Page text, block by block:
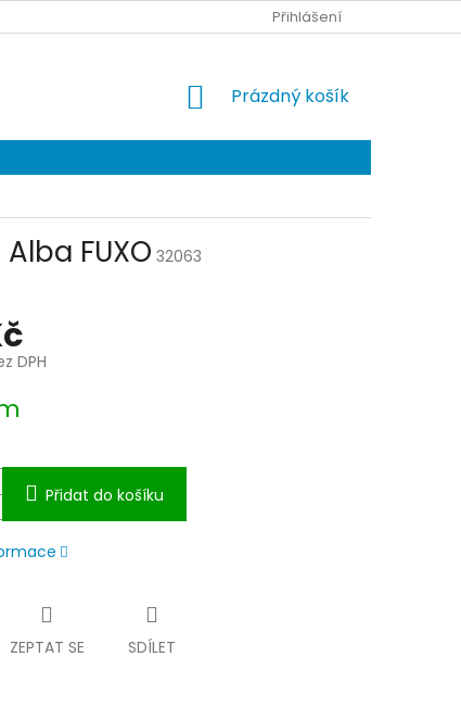
Přihlášení
NÁKUPNÍ
Prázdný košík
FUXO 32063
DPH
Přidat do košíku
ZEPTAT SE SDÍLET